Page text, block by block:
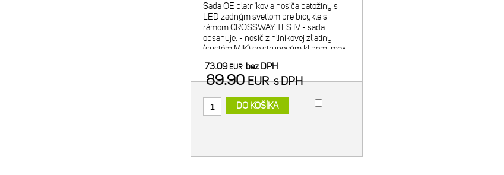
Sada OE blatníkov a nosiča batožiny s
LED zadným svetlom pre bicykle s
rámom CROSSWAY TFS IV - sada
obsahuje: - nosič z hliníkovej zliatiny
(systém MIK) so strunovým klipom, max.
blatník z odolného plastu, vonkajš
73.09EUR bez DPH
89.90EURs DPH
DO KOŠÍKA